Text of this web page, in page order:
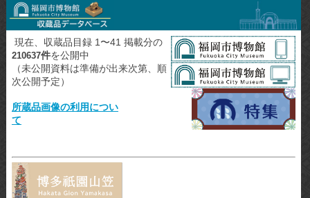
現在、収蔵品目録 1〜41 掲載分の
210637件を公開中
（未公開資料は準備が出来次第、順
次公開予定）
所蔵品画像の利用につい
て